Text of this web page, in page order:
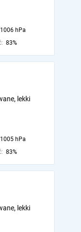
1006 hPa
83%
lekki
1005 hPa
83%
lekki